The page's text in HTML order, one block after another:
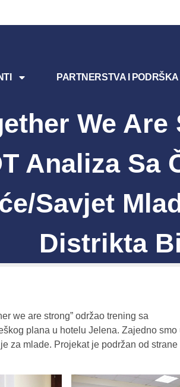
PARTNERSTVA I PODRŠKA
We Are
Analiza Sa
Savjet
Distrikta
we are strong” održao trening sa
plana u hotelu Jelena. Zajedno smo
za mlade. Projekat je podržan od strane